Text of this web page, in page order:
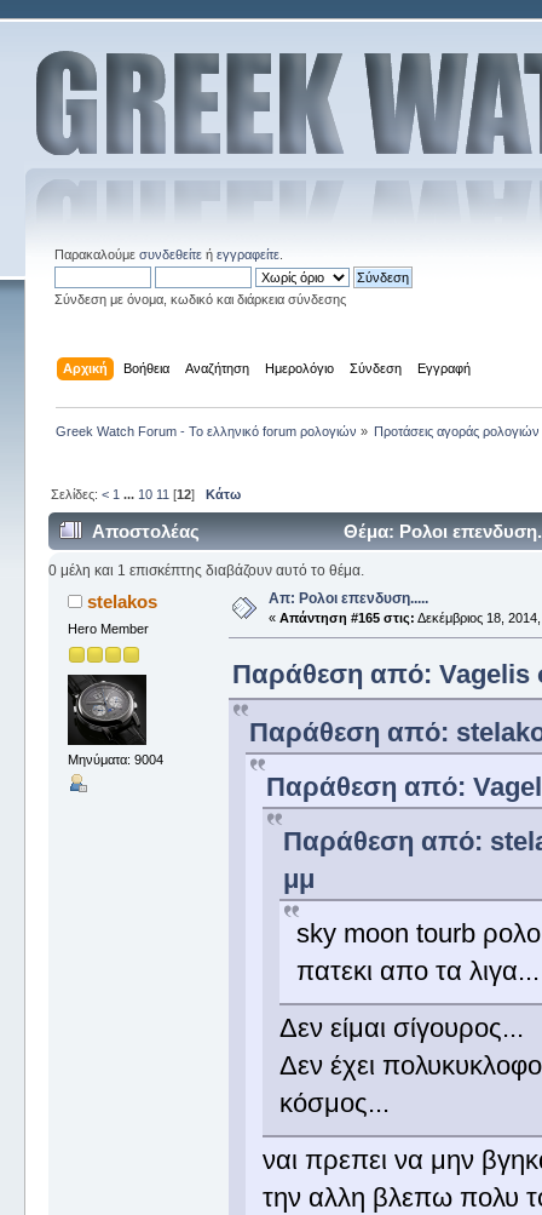
Παρακαλούμε συνδεθείτεή εγγραφείτε.
Σύνδεση με όνομα, κωδικό και διάρκεια σύνδεσης
Αρχική Βοήθεια Αναζήτηση Ημερολόγιο Σύνδεση Εγγραφή
Greek Watch Forum - Το ελληνικό forum ρολογιών » Προτάσεις αγοράς ρολογιών
Σελίδες: < 1 ... 10 11 [12] Κάτω
Αποστολέας Θέμα: Ρολοι
0 μέλη και 1 επισκέπτης διαβάζουν αυτό το θέμα.
stelakos
Hero Member
Μηνύματα: 9004
Απ: Ρολοι επενδυση.....
« Απάντηση #165 στις: Δεκέμβριος 18,
Παράθεση από: Vagelis
Παράθεση από:
Παράθεση από:
Παράθεση από:
μμ
sky moon tourb
πατεκι απο τα λιγα...
Δεν είμαι σίγουρος...
Δεν έχει
κόσμος...
ναι πρεπει να μην
την αλλη βλεπω πολυ